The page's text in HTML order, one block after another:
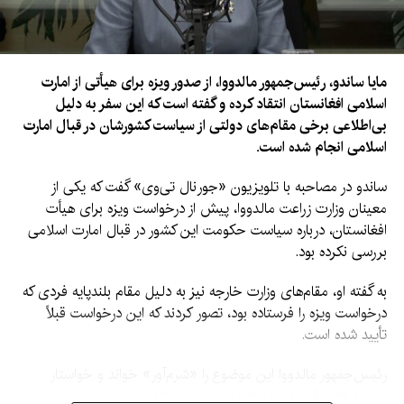
مایا ساندو، رئیس‌جمهور مالدووا، از صدور ویزه برای هیأتی از امارت
اسلامی افغانستان انتقاد کرده و گفته است که این سفر به دلیل
بی‌اطلاعی برخی مقام‌های دولتی از سیاست کشورشان در قبال امارت
اسلامی انجام شده است.
ساندو در مصاحبه با تلویزیون «جورنال تی‌وی» گفت که یکی از
معینان وزارت زراعت مالدووا، پیش از درخواست ویزه برای هیأت
افغانستان، درباره سیاست حکومت این کشور در قبال امارت اسلامی
بررسی نکرده بود.
به گفته او، مقام‌های وزارت خارجه نیز به دلیل مقام بلندپایه فردی که
درخواست ویزه را فرستاده بود، تصور کردند که این درخواست قبلاً
تأیید شده است.
برخورد انضباطی با مسئولان این تصمیم شد.